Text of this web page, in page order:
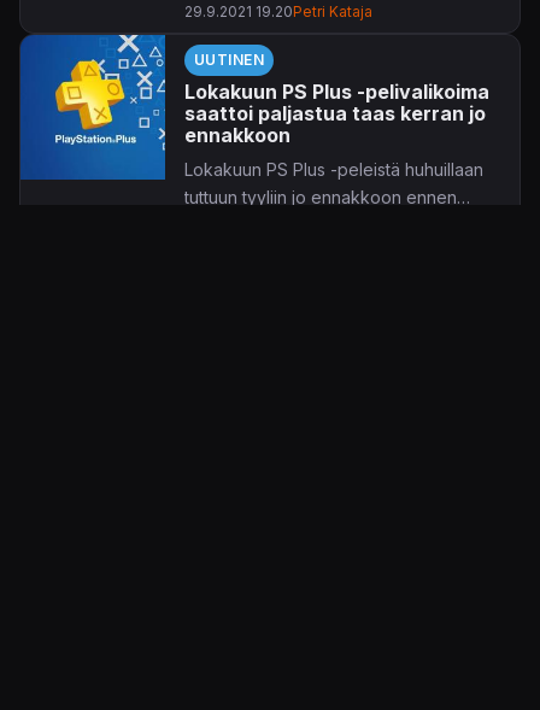
29.9.2021 19.20Petri Kataja
UUTINEN
Lokakuun PS Plus -pelivalikoima
saattoi paljastua taas kerran jo
ennakkoon
Lokakuun PS Plus -peleistä huhuillaan
tuttuun tyyliin jo ennakkoon ennen